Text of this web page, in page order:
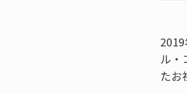
ル・
たお